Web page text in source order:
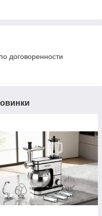
договоренности